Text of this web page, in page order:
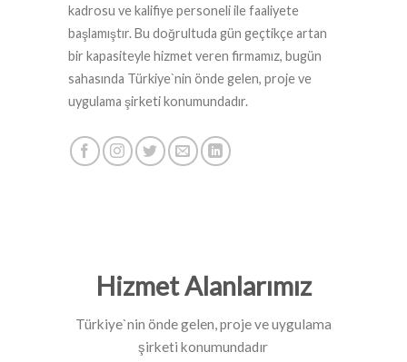
kadrosu ve kalifiye personeli ile faaliyete
başlamıştır. Bu doğrultuda gün geçtikçe artan
bir kapasiteyle hizmet veren firmamız, bugün
sahasında Türkiye`nin önde gelen, proje ve
uygulama şirketi konumundadır.
Hizmet Alanlarımız
Türkiye`nin önde gelen, proje ve uygulama
şirketi konumundadır